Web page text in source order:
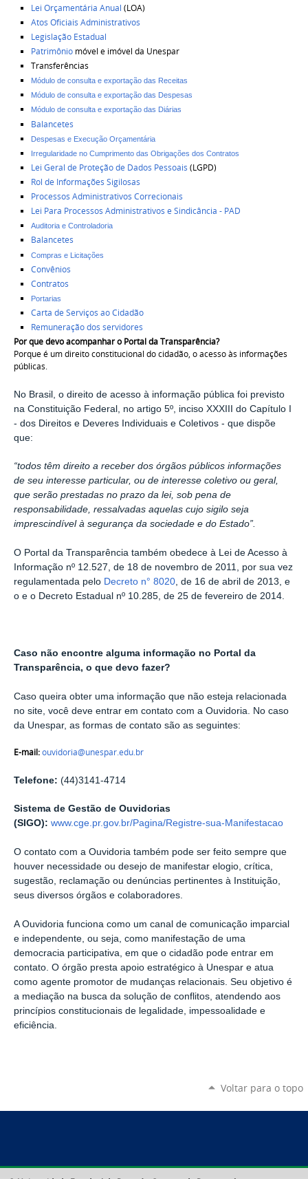
Lei Orçamentária Anual (LOA)
Atos Oficiais Administrativos
Legislação Estadual
Patrimôniomóvel e imóvel da Unespar
Transferências
Módulo de consulta e exportação das Receitas
Módulo de consulta e exportação das Despesas
Módulo de consulta e exportação das Diárias
Balancetes
Despesas e Execução Orçamentária
Irregularidade no Cumprimento das Obrigações dos Contratos
Lei Geral de Proteção de Dados Pessoais (LGPD)
Rol de Informações Sigilosas
Processos Administrativos Correcionais
Lei Para Processos Administrativos e Sindicância - PAD
Auditoria e Controladoria
Balancetes
Compras e Licitações
Convênios
Contratos
Portarias
Carta de Serviços ao Cidadão
Remuneração dos servidores
Por que devo acompanhar o Portal da Transparência?
Porque é um direito constitucional do cidadão, o acesso às informações
públicas.
No Brasil, o direito de acesso à informação pública foi previsto
na Constituição Federal, no artigo 5º, inciso XXXIII do Capítulo I
- dos Direitos e Deveres Individuais e Coletivos - que dispõe
que:
“todos têm direito a receber dos órgãos públicos informações
de seu interesse particular, ou de interesse coletivo ou geral,
que serão prestadas no prazo da lei, sob pena de
responsabilidade, ressalvadas aquelas cujo sigilo seja
imprescindível à segurança da sociedade e do Estado”.
O Portal da Transparência também obedece à Lei de Acesso à
Informação nº 12.527, de 18 de novembro de 2011, por sua vez
regulamentada pelo Decreto n° 8020 , de 16 de abril de 2013, e
o e o Decreto Estadual nº 10.285, de 25 de fevereiro de 2014.
Caso não encontre alguma informação no Portal da
Transparência, o que devo fazer?
Caso queira obter uma informação que não esteja relacionada
no site, você deve entrar em contato com a Ouvidoria. No caso
da Unespar, as formas de contato são as seguintes:
E-mail:ouvidoria@unespar.edu.br
Telefone: (44)3141-4714
Sistema de Gestão de Ouvidorias
(SIGO): www.cge.pr.gov.br/Pagina/Registre-sua-Manifestacao
O contato com a Ouvidoria também pode ser feito sempre que
houver necessidade ou desejo de manifestar elogio, crítica,
sugestão, reclamação ou denúncias pertinentes à Instituição,
seus diversos órgãos e colaboradores.
A Ouvidoria funciona como um canal de comunicação imparcial
e independente, ou seja, como manifestação de uma
democracia participativa, em que o cidadão pode entrar em
contato. O órgão presta apoio estratégico à Unespar e atua
como agente promotor de mudanças relacionais. Seu objetivo é
a mediação na busca da solução de conflitos, atendendo aos
princípios constitucionais de legalidade, impessoalidade e
eficiência.
Voltar para o topo